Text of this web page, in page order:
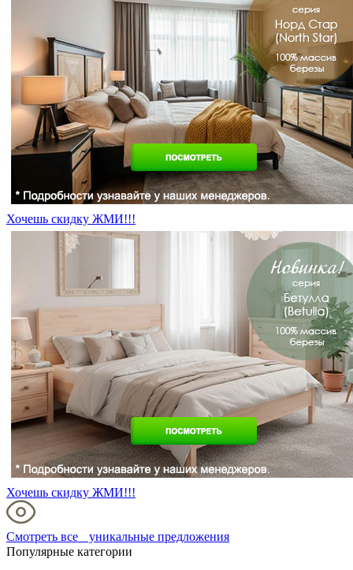
Хочешь скидку ЖМИ!!!
Хочешь скидку ЖМИ!!!
Смотреть все уникальные предложения
Популярные категории